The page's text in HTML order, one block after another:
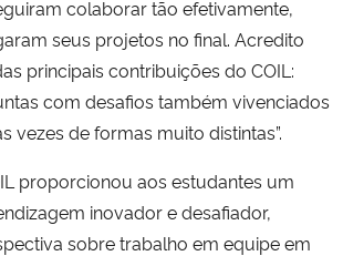
colaborar tão efetivamente,
seus projetos no final. Acredito
principais contribuições do COIL:
com desafios também vivenciados
vezes de formas muito distintas”.
proporcionou aos estudantes um
inovador e desafiador,
sobre trabalho em equipe em